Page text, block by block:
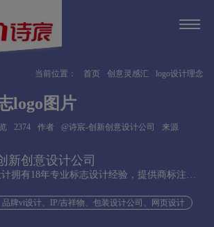
当前位置： 首页 创意灵感汇
logo设计理念
logo图片
2374 作者 @诗宸-创新创意设计公司
来源
新创意设计公司
拥有18年专业标志设计经验，提供商标注册
品牌vi设计、IP/吉祥物、包装设计公司、网页设计